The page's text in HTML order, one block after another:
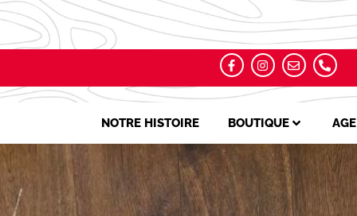
NOTRE HISTOIRE BOUTIQUE